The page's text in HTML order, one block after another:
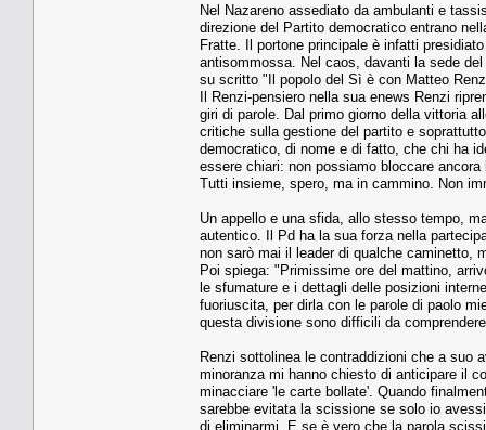
Nel Nazareno assediato da ambulanti e
direzione del Partito democratico entrano
Fratte. Il portone principale è infatti
antisommossa. Nel caos, davanti la sede
su scritto "Il popolo del Sì è con Matteo
Il Renzi-pensiero nella sua enews Renzi
giri di parole. Dal primo giorno della vittoria
critiche sulla gestione del partito e
democratico, di nome e di fatto, che chi ha
essere chiari: non possiamo bloccare
Tutti insieme, spero, ma in cammino. Non
Un appello e una sfida, allo stesso tempo,
autentico. Il Pd ha la sua forza nella
non sarò mai il leader di qualche caminetto,
Poi spiega: "Primissime ore del mattino,
le sfumature e i dettagli delle posizioni
fuoriuscita, per dirla con le parole di paolo
questa divisione sono difficili da
Renzi sottolinea le contraddizioni che a suo
minoranza mi hanno chiesto di anticipare il
minacciare 'le carte bollate'. Quando
sarebbe evitata la scissione se solo io
di eliminarmi. E se è vero che la parola